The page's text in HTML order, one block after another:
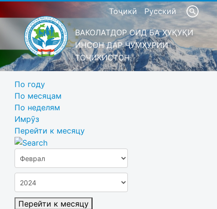
Тоҷикӣ Русский
ВАКОЛАТДОР ОИД БА ҲУҚУҚИ
ИНСОН ДАР ҶУМҲУРИИ
ТОҶИКИСТОН
По году
По месяцам
По неделям
Имрӯз
Перейти к месяцу
Перейти к месяцу